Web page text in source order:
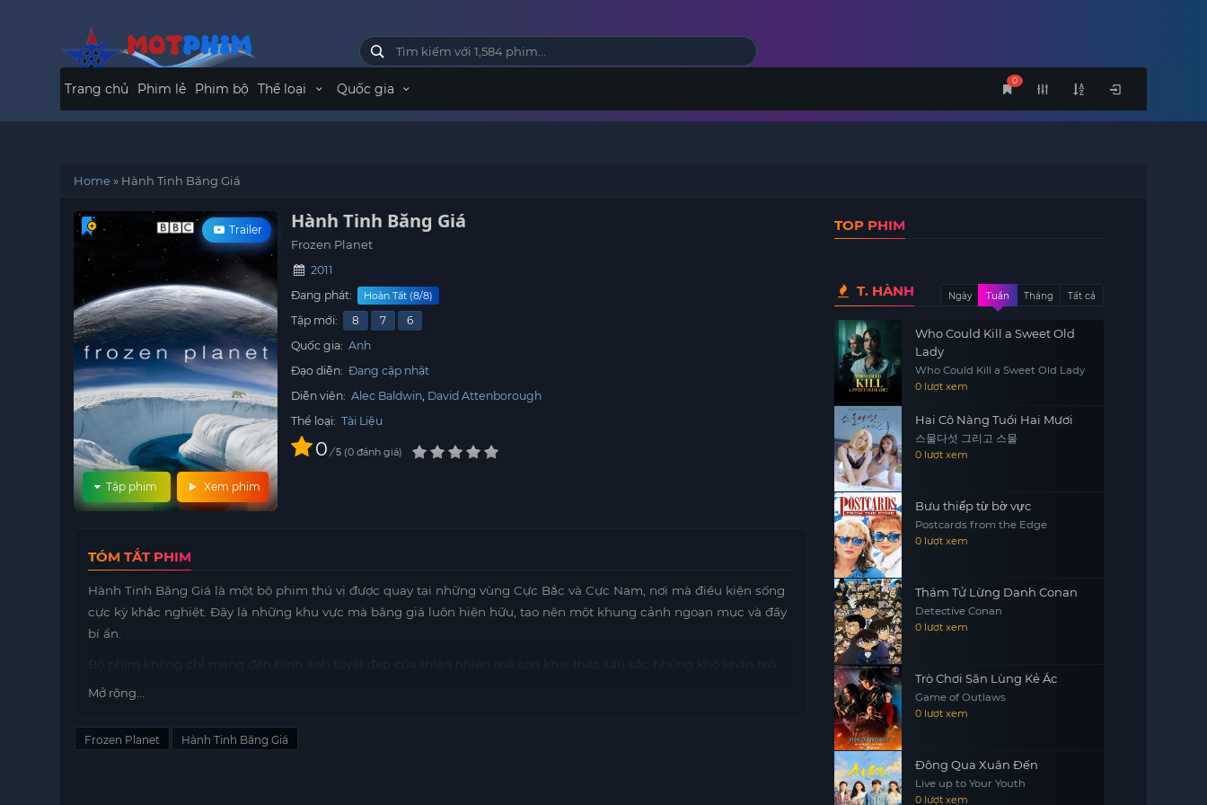
0
Trang chủ Phim lẻ Phim bộ Thể loại Quốc gia
Home» Hành Tinh Băng Giá
Trailer
Xem phim
Tập phim
Hành Tinh Băng Giá
Frozen Planet
2011
Đang phát:
Hoàn Tất (8/8)
Tập mới: 8 7
6
Quốc gia: Anh
Đạo diễn: Đang cập nhật
Diễn viên: Alec Baldwin David Attenborough
Thể loại: Tài Liệu
0 / 5 0 đánh giá
TÓM TẮT PHIM
Hành Tinh Băng Giá là một bộ phim thú vị được quay tại những vùng Cực Bắc và Cực Nam, nơi mà điều kiện sống
cực kỳ khắc nghiệt. Đây là những khu vực mà băng giá luôn hiện hữu, tạo nên một khung cảnh ngoạn mục và đầy
bí ẩn.
con người phải đối mặt trong môi trường lạnh giá. Các nhân vật trong phim phải tìm cách thích nghi và sinh tồn
Ngoài việc khám phá vẻ đẹp hoang sơ của hành tinh, Hành Tinh Băng Giá còn truyền tải thông điệp về sức mạnh
Mở rộng...
Frozen Planet Hành Tinh Băng Giá
TOP PHIM
T. HÀNH Ngày Tuần Tháng Tất cả
Who Could Kill a Sweet Old
Lady
Who Could Kill a Sweet Old Lady
0 lượt xem
Hai Cô Nàng Tuổi Hai Mươi
스물다섯 그리고 스물
0 lượt xem
Bưu thiếp từ bờ vực
Postcards from the Edge
0 lượt xem
Thám Tử Lừng Danh Conan
Detective Conan
0 lượt xem
Trò Chơi Săn Lùng Kẻ Ác
Game of Outlaws
0 lượt xem
Đông Qua Xuân Đến
Live up to Your Youth
0 lượt xem